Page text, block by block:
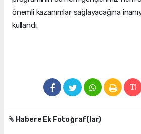
önemli kazanımlar sağlayacağına
kullandı.
Habere Ek Fotoğraf(lar)